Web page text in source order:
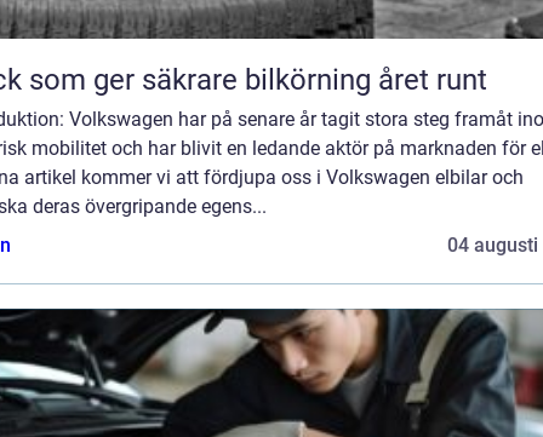
som ger säkrare bilkörning året runt
Volkswagen har på senare år tagit stora steg framåt
mobilitet och har blivit en ledande aktör på marknaden för
artikel kommer vi att fördjupa oss i Volkswagen elbilar och
deras övergripande egens...
04 augusti